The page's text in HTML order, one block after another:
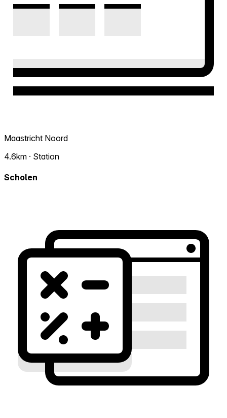
Maastricht Noord
4.6km · Station
Scholen